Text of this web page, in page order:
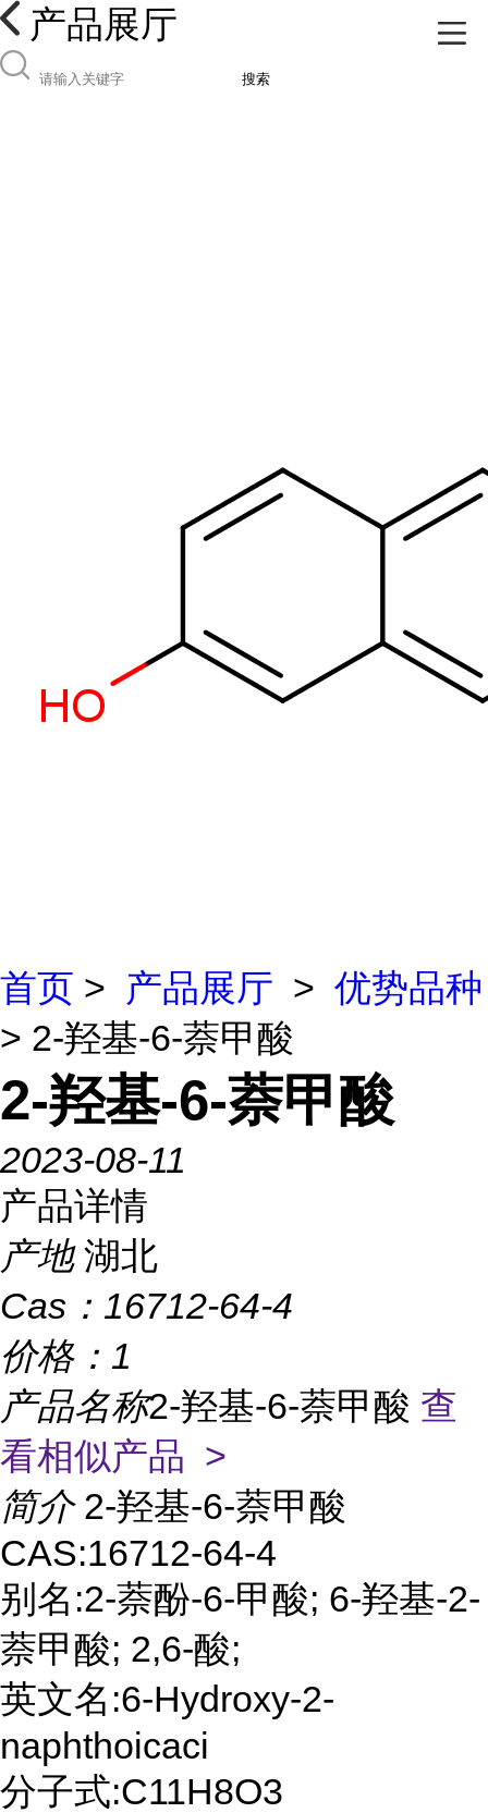
产品展厅
搜索
首页 > 产品展厅 > 优势品种
> 2-羟基-6-萘甲酸
2-羟基-6-萘甲酸
2023-08-11
产品详情
产地 湖北
Cas： 16712-64-4
价格： 1
产品名称2-羟基-6-萘甲酸 查
看相似产品 >
简介 2-羟基-6-萘甲酸
CAS:16712-64-4
别名:2-萘酚-6-甲酸; 6-羟基-2-
萘甲酸; 2,6-酸;
英文名:6-Hydroxy-2-
naphthoicaci
分子式:C11H8O3